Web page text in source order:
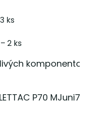
ks
2 ks
komponentov sa
P70 MJuni70.